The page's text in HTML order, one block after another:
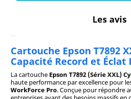
Les avis
Cartouche Epson T7892
Capacité Record et Éclat
La cartouche Epson T7892 (Série XXL)
haute performance par excellence pour
WorkForce Pro. Conçue pour répondre